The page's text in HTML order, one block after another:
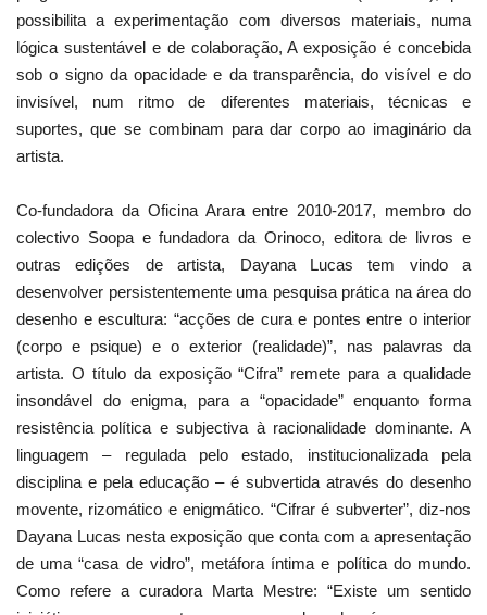
possibilita a experimentação com diversos materiais, numa
lógica sustentável e de colaboração, A exposição é concebida
sob o signo da opacidade e da transparência, do visível e do
invisível, num ritmo de diferentes materiais, técnicas e
suportes, que se combinam para dar corpo ao imaginário da
artista.
Co-fundadora da Oficina Arara entre 2010-2017, membro do
colectivo Soopa e fundadora da Orinoco, editora de livros e
outras edições de artista, Dayana Lucas tem vindo a
desenvolver persistentemente uma pesquisa prática na área do
desenho e escultura: “acções de cura e pontes entre o interior
(corpo e psique) e o exterior (realidade)”, nas palavras da
artista. O título da exposição “Cifra” remete para a qualidade
insondável do enigma, para a “opacidade” enquanto forma
resistência política e subjectiva à racionalidade dominante. A
linguagem – regulada pelo estado, institucionalizada pela
disciplina e pela educação – é subvertida através do desenho
movente, rizomático e enigmático. “Cifrar é subverter”, diz-nos
Dayana Lucas nesta exposição que conta com a apresentação
de uma “casa de vidro”, metáfora íntima e política do mundo.
Como refere a curadora Marta Mestre: “Existe um sentido